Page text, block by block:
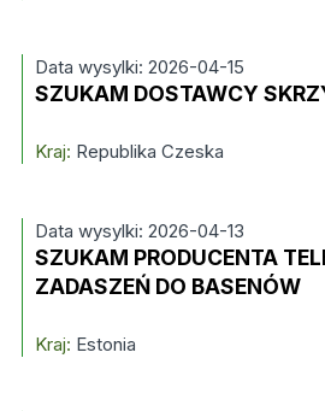
Data wysylki: 2026-04-15
SZUKAM DOSTAWCY
Kraj: Republika Czeska
Data wysylki: 2026-04-13
SZUKAM PRODUCENTA
ZADASZEŃ DO BASENÓW
Kraj: Estonia